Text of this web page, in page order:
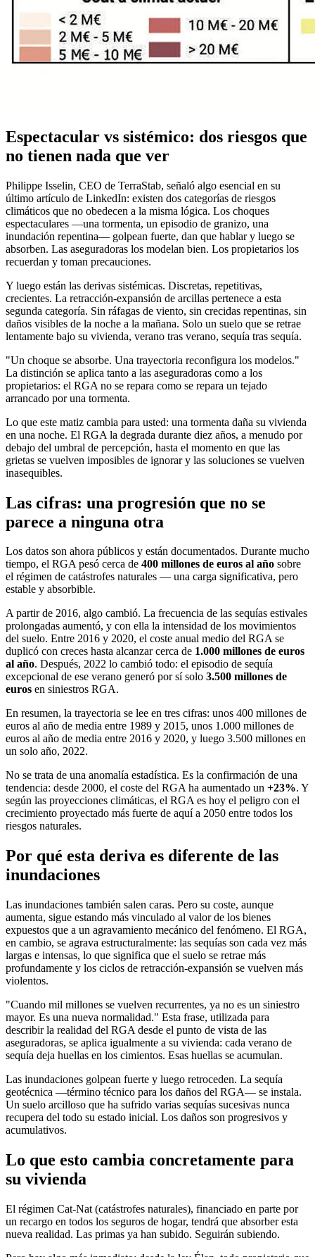
Espectacular vs sistémico: dos riesgos que
no tienen nada que ver
Philippe Isselin, CEO de TerraStab, señaló algo esencial en su
último artículo de LinkedIn: existen dos categorías de riesgos
climáticos que no obedecen a la misma lógica. Los choques
espectaculares —una tormenta, un episodio de granizo, una
inundación repentina— golpean fuerte, dan que hablar y luego se
absorben. Las aseguradoras los modelan bien. Los propietarios los
recuerdan y toman precauciones.
Y luego están las derivas sistémicas. Discretas, repetitivas,
crecientes. La retracción-expansión de arcillas pertenece a esta
segunda categoría. Sin ráfagas de viento, sin crecidas repentinas, sin
daños visibles de la noche a la mañana. Solo un suelo que se retrae
lentamente bajo su vivienda, verano tras verano, sequía tras sequía.
"Un choque se absorbe. Una trayectoria reconfigura los modelos."
La distinción se aplica tanto a las aseguradoras como a los
propietarios: el RGA no se repara como se repara un tejado
arrancado por una tormenta.
Lo que este matiz cambia para usted: una tormenta daña su vivienda
en una noche. El RGA la degrada durante diez años, a menudo por
debajo del umbral de percepción, hasta el momento en que las
grietas se vuelven imposibles de ignorar y las soluciones se vuelven
inasequibles.
Las cifras: una progresión que no se
parece a ninguna otra
Los datos son ahora públicos y están documentados. Durante mucho
tiempo, el RGA pesó cerca de 400 millones de euros al año sobre
el régimen de catástrofes naturales — una carga significativa, pero
estable y absorbible.
A partir de 2016, algo cambió. La frecuencia de las sequías estivales
prolongadas aumentó, y con ella la intensidad de los movimientos
del suelo. Entre 2016 y 2020, el coste anual medio del RGA se
duplicó con creces hasta alcanzar cerca de 1.000 millones de euros
al año. Después, 2022 lo cambió todo: el episodio de sequía
excepcional de ese verano generó por sí solo 3.500 millones de
euros en siniestros RGA.
En resumen, la trayectoria se lee en tres cifras: unos 400 millones de
euros al año de media entre 1989 y 2015, unos 1.000 millones de
euros al año de media entre 2016 y 2020, y luego 3.500 millones en
un solo año, 2022.
No se trata de una anomalía estadística. Es la confirmación de una
tendencia: desde 2000, el coste del RGA ha aumentado un +23%. Y
según las proyecciones climáticas, el RGA es hoy el peligro con el
crecimiento proyectado más fuerte de aquí a 2050 entre todos los
riesgos naturales.
Por qué esta deriva es diferente de las
inundaciones
Las inundaciones también salen caras. Pero su coste, aunque
aumenta, sigue estando más vinculado al valor de los bienes
expuestos que a un agravamiento mecánico del fenómeno. El RGA,
en cambio, se agrava estructuralmente: las sequías son cada vez más
largas e intensas, lo que significa que el suelo se retrae más
profundamente y los ciclos de retracción-expansión se vuelven más
violentos.
"Cuando mil millones se vuelven recurrentes, ya no es un siniestro
mayor. Es una nueva normalidad." Esta frase, utilizada para
describir la realidad del RGA desde el punto de vista de las
aseguradoras, se aplica igualmente a su vivienda: cada verano de
sequía deja huellas en los cimientos. Esas huellas se acumulan.
Las inundaciones golpean fuerte y luego retroceden. La sequía
geotécnica —término técnico para los daños del RGA— se instala.
Un suelo arcilloso que ha sufrido varias sequías sucesivas nunca
recupera del todo su estado inicial. Los daños son progresivos y
acumulativos.
Lo que esto cambia concretamente para
su vivienda
El régimen Cat-Nat (catástrofes naturales), financiado en parte por
un recargo en todos los seguros de hogar, tendrá que absorber esta
nueva realidad. Las primas ya han subido. Seguirán subiendo.